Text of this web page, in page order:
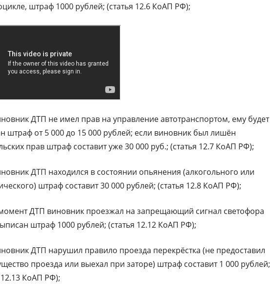
штраф 1000 рублей; (статья 12.6 КоАП РФ);
ДТП не имел прав на управление автотранспортом, ему будет
штраф от 5 000 до 15 000 рублей; если виновник был лишён
прав штраф составит уже 30 000 руб.; (статья 12.7 КоАП РФ);
ДТП находился в состоянии опьянения (алкогольного или
штраф составит 30 000 рублей; (статья 12.8 КоАП РФ);
ДТП виновник проезжал на запрещающий сигнал светофора
штраф 1000 рублей; (статья 12.12 КоАП РФ);
ДТП нарушил правило проезда перекрёстка (не предоставил
проезда или выехал при заторе) штраф составит 1 000 рублей;
12.13 КоАП РФ);